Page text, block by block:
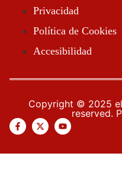
Privacidad
Política de Cookies
Accesibilidad
Copyright © 2025
reserved.